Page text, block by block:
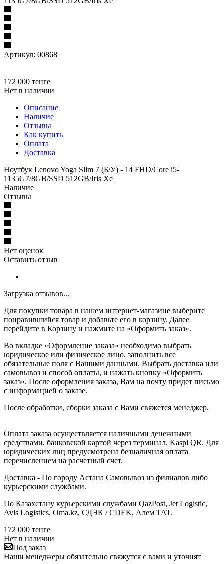
Артикул: 00868
172 000 тенге
Нет в наличии
Описание
Наличие
Отзывы
Как купить
Оплата
Доставка
Ноутбук Lenovo Yoga Slim 7 (Б/У) - 14 FHD/Core i5-
1135G7/8GB/SSD 512GB/Iris Xe
Наличие
Отзывы
Нет оценок
Оставить отзыв
Загрузка отзывов...
Для покупки товара в нашем интернет-магазине выберите
понравившийся товар и добавьте его в корзину. Далее
перейдите в Корзину и нажмите на «Оформить заказ».
Во вкладке «Оформление заказа» необходимо выбрать
юридическое или физическое лицо, заполнить все
обязательные поля с Вашими данными. Выбрать доставка или
самовывоз и способ оплаты, и нажать кнопку «Оформить
заказ». После оформления заказа, Вам на почту придет письмо
с информацией о заказе.
После обработки, сборки заказа с Вами свяжется менеджер.
Оплата заказа осуществляется наличными денежными
средствами, банковской картой через терминал, Kaspi QR. Для
юридических лиц предусмотрена безналичная оплата
перечислением на расчетный счет.
Доставка - По городу Астана Самовывоз из филиалов либо
курьерскими службами.
По Казахстану курьерскими службами QazPost, Jet Logistic,
Avis Logistics, Oma.kz, СДЭК / CDEK, Алем ТАТ.
172 000 тенге
Нет в наличии
Под заказ
Наши менеджеры обязательно свяжутся с вами и уточнят